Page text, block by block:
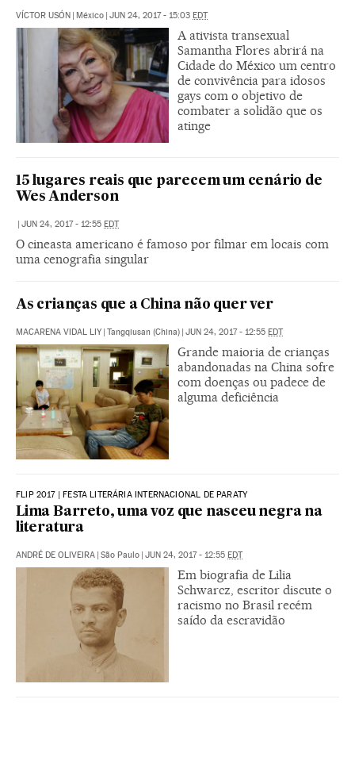
VÍCTOR USÓN | México | JUN 24, 2017 - 15:03 EDT
A ativista transexual
Samantha Flores abrirá na
Cidade do México um centro
de convivência para idosos
gays com o objetivo de
combater a solidão que os
atinge
15 lugares reais que parecem um cenário de
Wes Anderson
| JUN 24, 2017 - 12:55 EDT
O cineasta americano é famoso por filmar em locais com
uma cenografia singular
As crianças que a China não quer ver
MACARENA VIDAL LIY | Tangqiusan (China) | JUN 24, 2017 - 12:55 EDT
Grande maioria de crianças
abandonadas na China sofre
com doenças ou padece de
alguma deficiência
FLIP 2017 | FESTA LITERÁRIA INTERNACIONAL DE PARATY
Lima Barreto, uma voz que nasceu negra na
literatura
ANDRÉ DE OLIVEIRA | São Paulo | JUN 24, 2017 - 12:55 EDT
Em biografia de Lilia
Schwarcz, escritor discute o
racismo no Brasil recém
saído da escravidão